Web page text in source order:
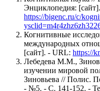
Энциклопедия:
https://bigenc.ru/c/
Когнитивные
международных
[сайт]. - URL: https://
Лебедева М.М.,
изучении мировой
Зиновьева // Полис.
- №5. - С. 141-152. -